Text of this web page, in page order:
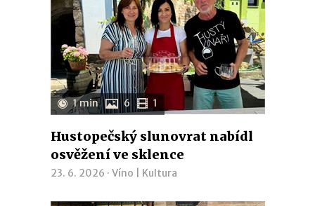
1 min 6 1
Hustopečský slunovrat nabídl
osvěžení ve sklence
23. 6. 2026 · Víno Kultura